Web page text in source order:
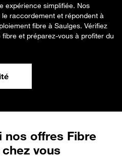
expérience simplifiée. Nos
raccordement et répondent à
fibre à Saulges. Vérifiez
et préparez-vous à profiter du
nos offres Fibre
vous